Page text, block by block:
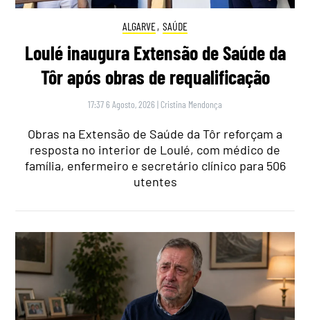
ALGARVE, SAÚDE
Loulé inaugura Extensão de Saúde da
Tôr após obras de requalificação
17:37 6 Agosto, 2026 | Cristina Mendonça
Obras na Extensão de Saúde da Tôr reforçam a
resposta no interior de Loulé, com médico de
família, enfermeiro e secretário clínico para 506
utentes